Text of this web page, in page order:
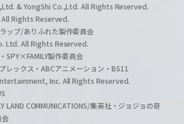
& YongShi Co.,Ltd. All Rights Reserved.
Rights Reserved.
ップ/ありふれた製作委員会
Ltd. All Rights Reserved.
SPY×FAMILY製作委員会
ックス・ABCアニメーション・BS11
Inc. All Rights Reserved.
LAND COMMUNICATIONS/集英社・ジョジョの奇
会